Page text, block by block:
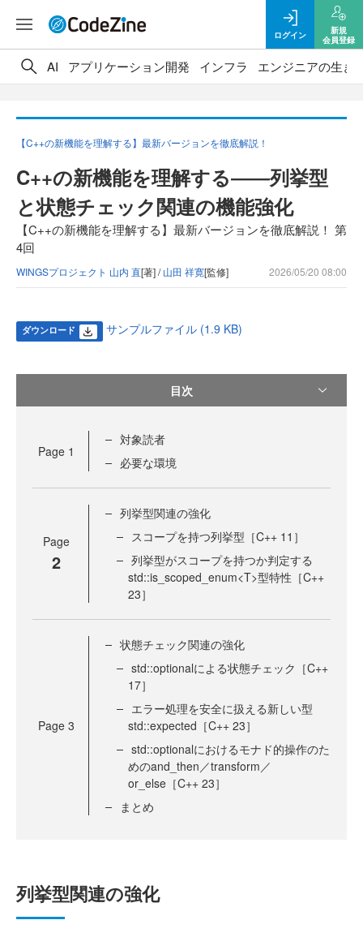
ログイン
新規
会員登録
AI アプリケーション開発 インフラ エンジニアの生き
【C++の新機能を理解する】最新バージョンを徹底解説！
C++の新機能を理解する――列挙型
と状態チェック関連の機能強化
【C++の新機能を理解する】最新バージョンを徹底解説！ 第
4回
WINGSプロジェクト 山内 直[著] /山田 祥寛[監修] 2026/05/20 08:00
ダウンロード サンプルファイル (1.9 KB)
目次
Page 1
対象読者
必要な環境
Page
2
列挙型関連の強化
スコープを持つ列挙型［C++ 11］
列挙型がスコープを持つか判定する
std::is_scoped_enum<T>型特性［C++
23］
Page 3
状態チェック関連の強化
std::optionalによる状態チェック［C++
17］
エラー処理を安全に扱える新しい型
std::expected［C++ 23］
std::optionalにおけるモナド的操作のた
めのand_then／transform／
or_else［C++ 23］
まとめ
列挙型関連の強化